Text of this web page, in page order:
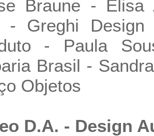
Braune - Elisa
- Greghi
- Paula
Brasil -
Objetos
D.A. - Design